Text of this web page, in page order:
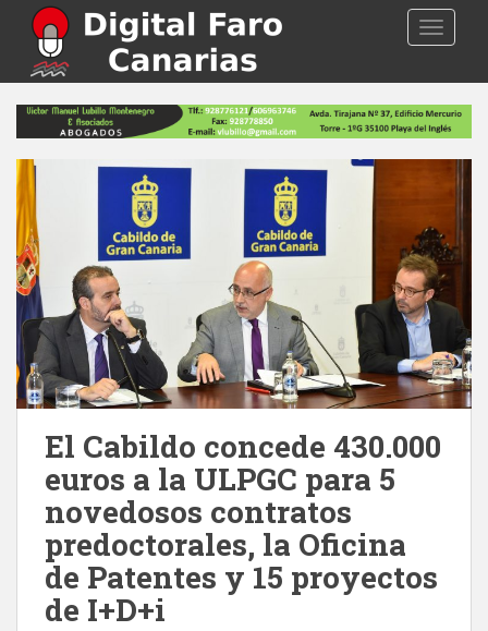
p
El Cabildo concede 430.000
euros a la ULPGC para 5
novedosos contratos
predoctorales, la Oficina
de Patentes y 15 proyectos
de I+D+i